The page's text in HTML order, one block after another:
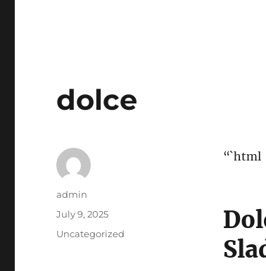
dolce
“`html
Author
admin
Posted
July 9, 2025
Categories
Uncategorized